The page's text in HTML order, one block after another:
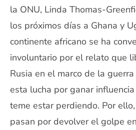
la ONU, Linda Thomas-
los próximos días a Ghana y
continente africano se ha
involuntario por el relato que
Rusia en el marco de la
esta lucha por ganar
teme estar perdiendo. Por
pasan por devolver el golpe